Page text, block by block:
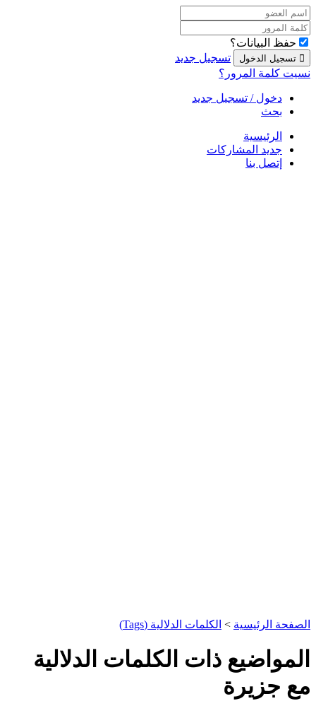
حفظ البيانات؟
تسجيل جديد
نسيت كلمة المرور؟
دخول / تسجيل جديد
بحث
الرئيسية
جديد المشاركات
إتصل بنا
الصفحة الرئيسية > الكلمات الدلالية (Tags)
المواضيع ذات الكلمات الدلالية
مع جزيرة